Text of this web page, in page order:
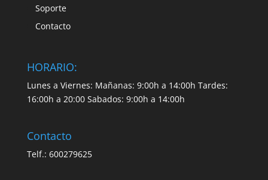
Soporte
Contacto
HORARIO:
Lunes a Viernes: Mañanas: 9:00h a 14:00h Tardes:
16:00h a 20:00 Sabados: 9:00h a 14:00h
Contacto
Telf.: 600279625